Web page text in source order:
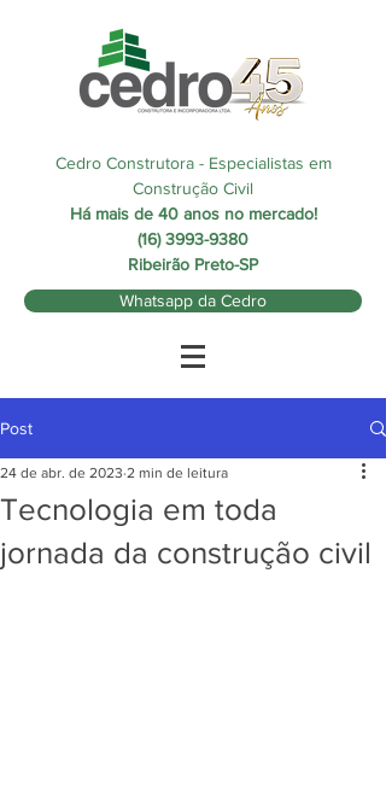
Cedro Construtora - Especialistas em
Construção Civil
Há mais de 40 anos no mercado!
(16) 3993-9380
Ribeirão Preto-SP
Whatsapp da Cedro
Post
Tecnologia em toda
jornada da construção civil
24 de abr. de 2023 2 min de leitura